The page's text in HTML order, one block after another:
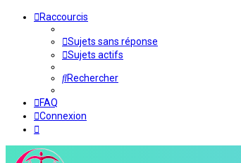
Raccourcis
Sujets sans réponse
Sujets actifs
Rechercher
FAQ
Connexion